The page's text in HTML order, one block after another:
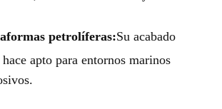
petrolíferas:Su acabado
apto para entornos marinos